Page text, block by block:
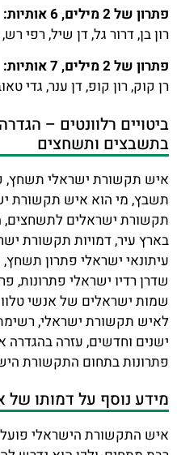
פתרון של 2 מילים, 6 אותיות:
רון בן, דרור גל, דן שיל, רפי
פתרון של 2 מילים, 7 אותיות:
רן קוק, רון קופ, דן ענר, גדי
ביטויים רלוונטים –
בתשבצים ותשחצים
איש תקשורת ישראלי תשחץ,
תשבץ, מי הוא איש תקשורת
תקשורת ישראלים
בארץ עיר, דמויות תקשורת
עיתונאי ישראלי פתרון
שדרן רדיו ישראלי פתרונות,
שמות ישראלים של אנשי
לאיש תקשורת ישראלי,
ישנים וחדשים, עזרה
פתרונות בתחום התקשורת
מידע נוסף על דמותו
איש התקשורת הישראלי פועל